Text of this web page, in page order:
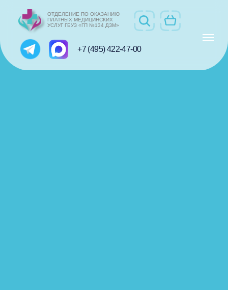
+7 (495) 422-47-00
ОТДЕЛЕНИЕ ПО ОКАЗАНИЮ
ПЛАТНЫХ МЕДИЦИНСКИХ
УСЛУГ ГБУЗ «ГП №134 ДЗМ»